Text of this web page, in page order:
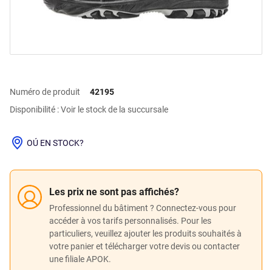
Numéro de produit
42195
Disponibilité : Voir le stock de la succursale
Les prix ne sont pas affichés?
Professionnel du bâtiment ? Connectez-vous pour
accéder à vos tarifs personnalisés. Pour les
particuliers, veuillez ajouter les produits souhaités à
votre panier et télécharger votre devis ou contacter
une filiale APOK.
OÚ EN STOCK?